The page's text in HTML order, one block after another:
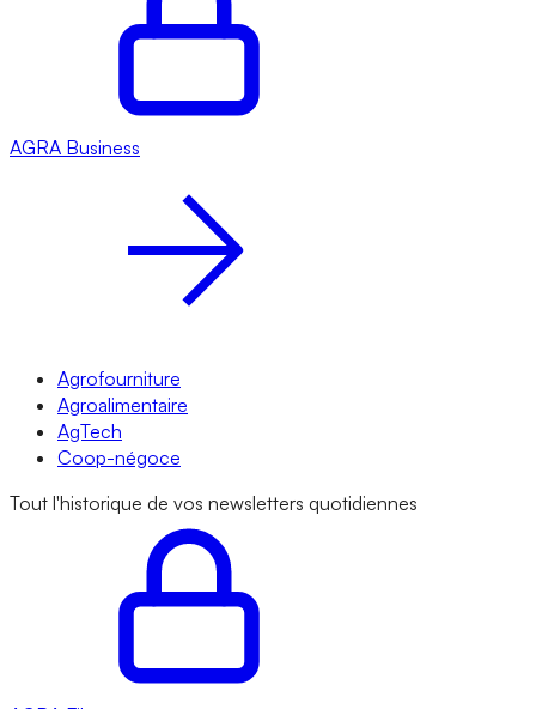
AGRA Business
Agrofourniture
Agroalimentaire
AgTech
Coop-négoce
Tout l'historique de vos newsletters quotidiennes